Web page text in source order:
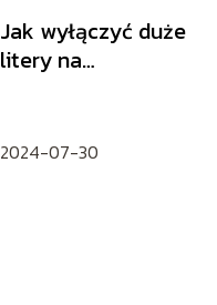
Jak wyłączyć duże
litery na
2024-07-30